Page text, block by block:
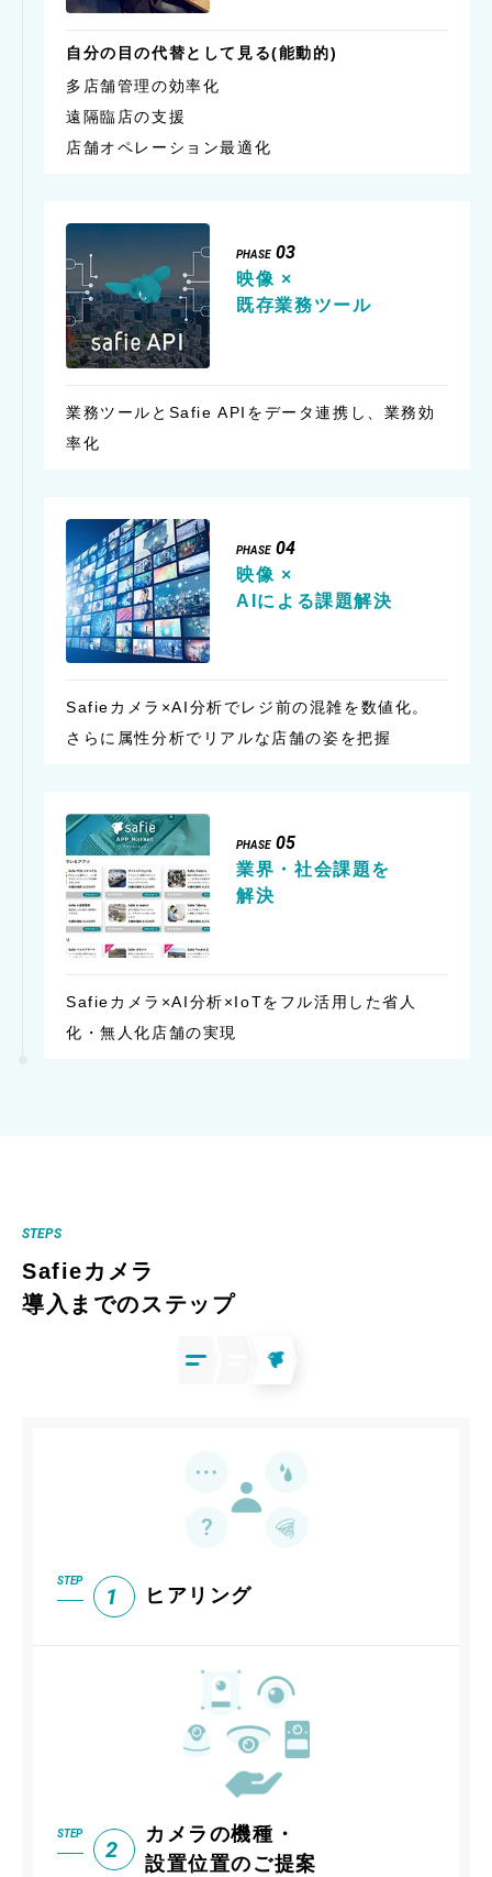
自分の目の代替として 見る(能動的)
多店舗管理の効率化
遠隔臨店の支援
店舗オペレーション最適化
PHASE 03
映像 ×
既存業務ツール
業務ツールとSafie APIをデータ連携し、業務効
率化
PHASE 04
映像 ×
AIによる課題解決
Safieカメラ×AI分析でレジ前の混雑を数値化。
さらに属性分析でリアルな店舗の姿を把握
PHASE 05
業界・社会課題を
解決
Safieカメラ×AI分析×IoTをフル活用した省人
化・無人化店舗の実現
STEPS
Safieカメラ
導入までのステップ
STEP
1 ヒアリング
STEP
2
カメラの機種・
設置位置の ご提案